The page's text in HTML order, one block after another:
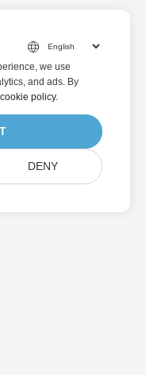
we use
and ads. By
policy.
DENY